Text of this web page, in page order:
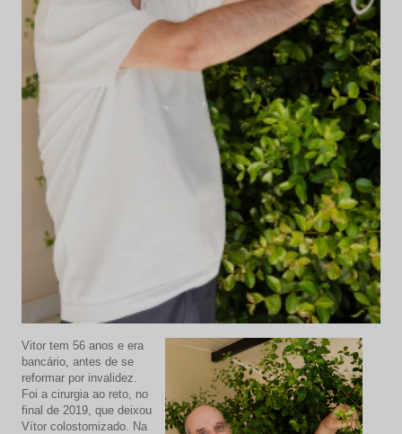
Vitor tem 56 anos e era
bancário, antes de se
reformar por invalidez.
Foi a cirurgia ao reto, no
final de 2019, que deixou
Vítor colostomizado. Na